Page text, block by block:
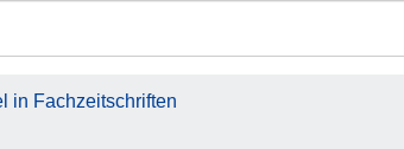
in Fachzeitschriften